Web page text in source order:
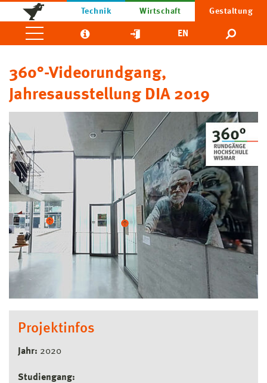
Technik Wirtschaft Gestaltung
EN
360°-Videorundgang,
Jahresausstellung DIA 2019
Projektinfos
Jahr: 2020
Studiengang: